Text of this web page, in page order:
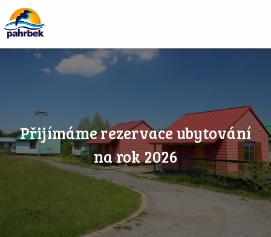
Přijímáme rezervace ubytování
na rok 2026